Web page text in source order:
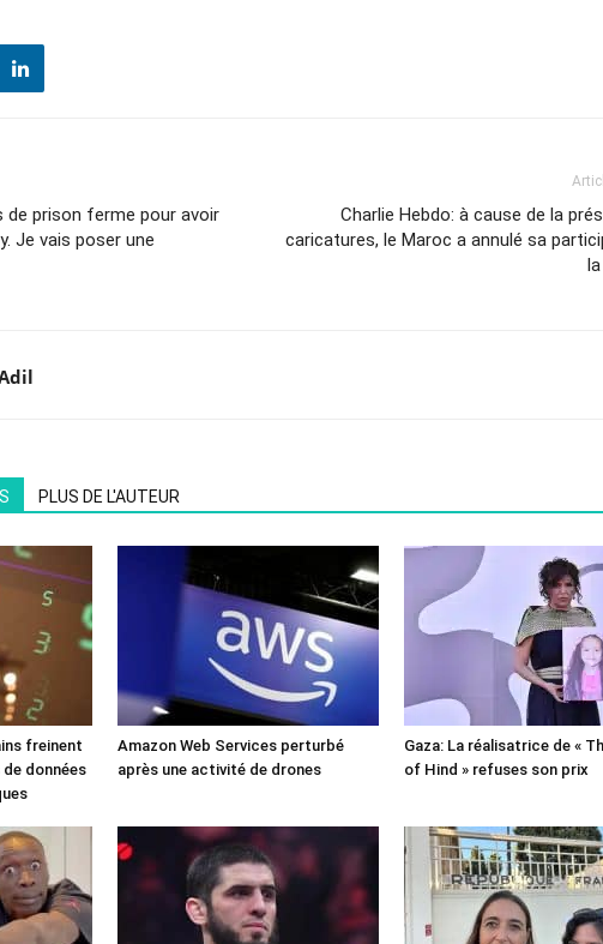
de prison ferme pour avoir
Je vais poser une
Charlie Hebdo: à cause de la
caricatures, le Maroc a annulé sa
PLUS DE L'AUTEUR
freinent
de données
Amazon Web Services perturbé
après une activité de drones
Gaza: La réalisatrice de «
of Hind » refuses son prix